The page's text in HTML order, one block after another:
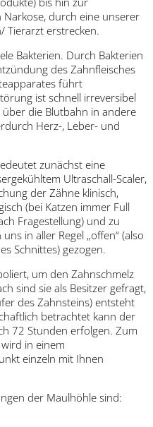
durch eine unserer
Tierarzt erstrecken.
Bakterien. Durch Bakterien
des Zahnfleisches
führt
ist schnell irreversibel
die Blutbahn in andere
Herz-, Leber- und
zunächst eine
Ultraschall-Scaler,
der Zähne klinisch,
(bei Katzen immer Full
Fragestellung) und zu
in aller Regel „offen“ (also
Schnittes) gezogen.
um den Zahnschmelz
sind sie als Besitzer gefragt,
des Zahnsteins) entsteht
betrachtet kann der
72 Stunden erfolgen. Zum
in einem
einzeln mit Ihnen
der Maulhöhle sind: